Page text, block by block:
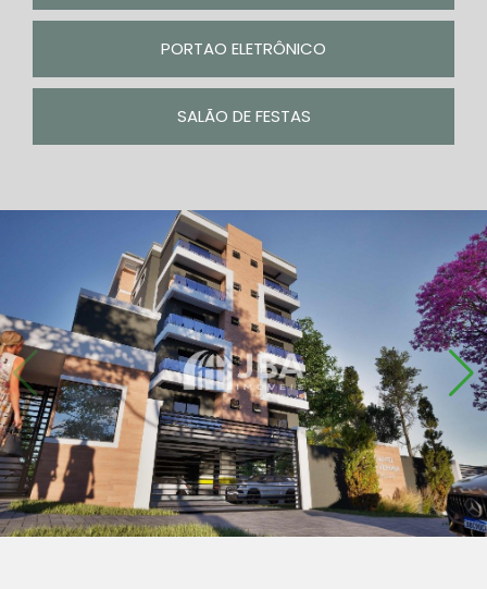
PORTAO ELETRÔNICO
SALÃO DE FESTAS